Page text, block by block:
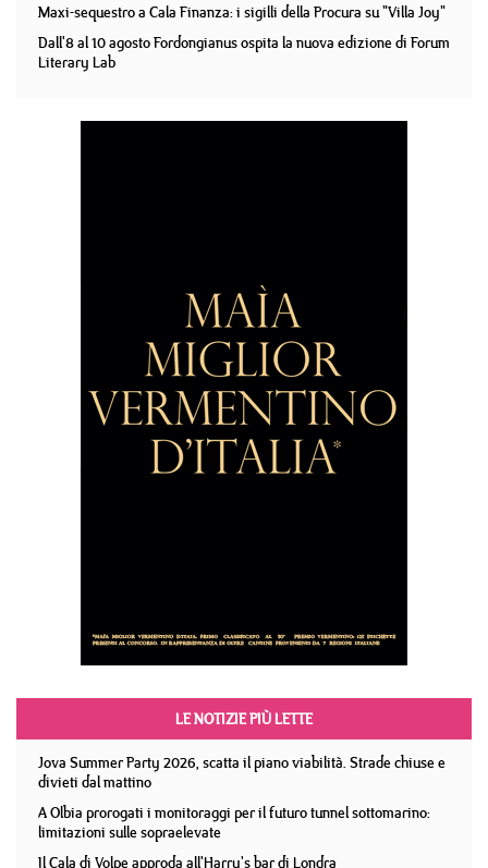
Maxi-sequestro a Cala Finanza: i sigilli della Procura su "Villa Joy"
Dall'8 al 10 agosto Fordongianus ospita la nuova edizione di Forum
Literary Lab
LE NOTIZIE PIÙ LETTE
Jova Summer Party 2026, scatta il piano viabilità. Strade chiuse e
divieti dal mattino
A Olbia prorogati i monitoraggi per il futuro tunnel sottomarino:
limitazioni sulle sopraelevate
Il Cala di Volpe approda all'Harry's bar di Londra